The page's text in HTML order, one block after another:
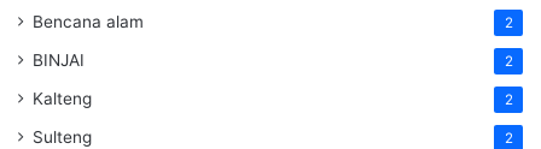
Bencana alam 2
BINJAI 2
Kalteng 2
Sulteng 2